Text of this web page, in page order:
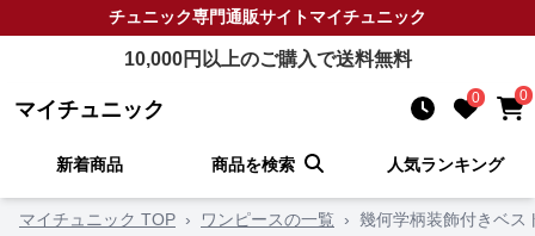
チュニック専門通販サイトマイチュニック
10,000円以上のご購入で送料無料
マイチュニック 0 0
新着商品 商品を検索 人気ランキング
マイチュニック TOP › ワンピースの一覧 › 幾何学柄装飾付きベス